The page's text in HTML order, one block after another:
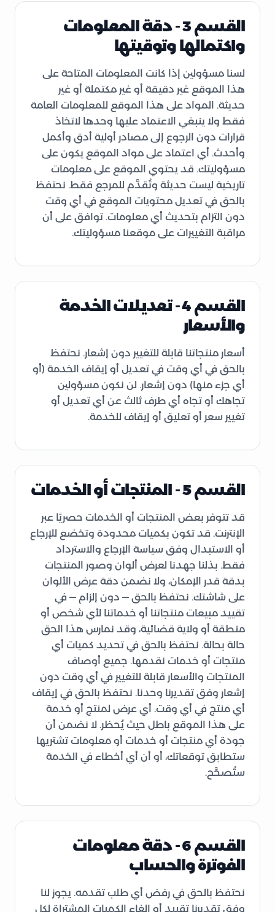
القسم 3 - دقة المعلومات
واكتمالها وتوقيتها
لسنا مسؤولين إذا كانت المعلومات المتاحة على
هذا الموقع غير دقيقة أو غير مكتملة أو غير
حديثة. المواد على هذا الموقع للمعلومات العامة
فقط ولا ينبغي الاعتماد عليها وحدها لاتخاذ
قرارات دون الرجوع إلى مصادر أولية أدق وأكمل
وأحدث. أي اعتماد على مواد الموقع يكون على
مسؤوليتك. قد يحتوي الموقع على معلومات
تاريخية ليست حديثة وتُقدَّم للمرجع فقط. نحتفظ
بالحق في تعديل محتويات الموقع في أي وقت
دون التزام بتحديث أي معلومات. توافق على أن
مراقبة التغييرات على موقعنا مسؤوليتك.
القسم 4 - تعديلات الخدمة
والأسعار
أسعار منتجاتنا قابلة للتغيير دون إشعار. نحتفظ
بالحق في أي وقت في تعديل أو إيقاف الخدمة (أو
أي جزء منها) دون إشعار. لن نكون مسؤولين
تجاهك أو تجاه أي طرف ثالث عن أي تعديل أو
تغيير سعر أو تعليق أو إيقاف للخدمة.
القسم 5 - المنتجات أو الخدمات
قد تتوفر بعض المنتجات أو الخدمات حصريًا عبر
الإنترنت. قد تكون بكميات محدودة وتخضع للإرجاع
أو الاستبدال وفق سياسة الإرجاع والاسترداد
فقط. بذلنا جهدنا لعرض ألوان وصور المنتجات
بدقة قدر الإمكان، ولا نضمن دقة عرض الألوان
على شاشتك. نحتفظ بالحق — دون إلزام — في
تقييد مبيعات منتجاتنا أو خدماتنا لأي شخص أو
منطقة أو ولاية قضائية، وقد نمارس هذا الحق
حالة بحالة. نحتفظ بالحق في تحديد كميات أي
منتجات أو خدمات نقدمها. جميع أوصاف
المنتجات والأسعار قابلة للتغيير في أي وقت دون
إشعار وفق تقديرنا وحدنا. نحتفظ بالحق في إيقاف
أي منتج في أي وقت. أي عرض لمنتج أو خدمة
على هذا الموقع باطل حيث يُحظر. لا نضمن أن
جودة أي منتجات أو خدمات أو معلومات تشتريها
ستطابق توقعاتك، أو أن أي أخطاء في الخدمة
ستُصحَّح.
القسم 6 - دقة معلومات
الفوترة والحساب
نحتفظ بالحق في رفض أي طلب تقدمه. يجوز لنا
وفق تقديرنا تقييد أو إلغاء الكميات المشتراة لكل